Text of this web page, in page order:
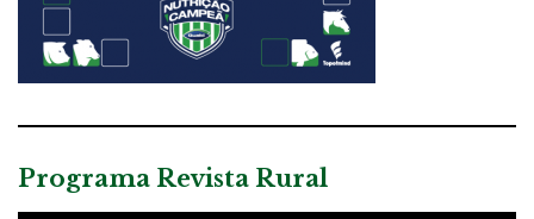
Programa Revista Rural